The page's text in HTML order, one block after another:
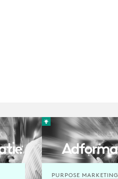
PURPOSE MARKETING